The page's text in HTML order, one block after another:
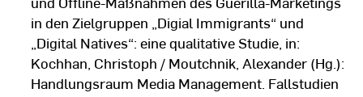
in den Zielgruppen „Digial Immigrants“ und
„Digital Natives“: eine qualitative Studie, in:
Kochhan, Christoph / Moutchnik, Alexander (Hg.):
Handlungsraum Media Management. Fallstudien